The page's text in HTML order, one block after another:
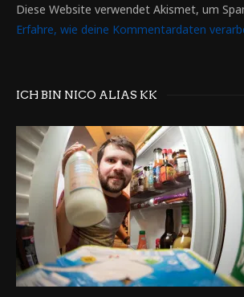
Diese Website verwendet Akismet, um
Erfahre, wie deine Kommentardaten
ICH BIN NICO ALIAS KK